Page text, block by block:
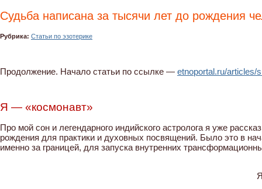
Судьба написана за тысячи лет до рождения
Рубрика: Статьи по эзотерике
Продолжение. Начало статьи по ссылке — etnoportal.ru/articles/
Я — «космонавт»
Про мой сон и легендарного индийского астролога я уже
рождения для практики и духовных посвящений. Было это в
именно за границей, для запуска внутренних